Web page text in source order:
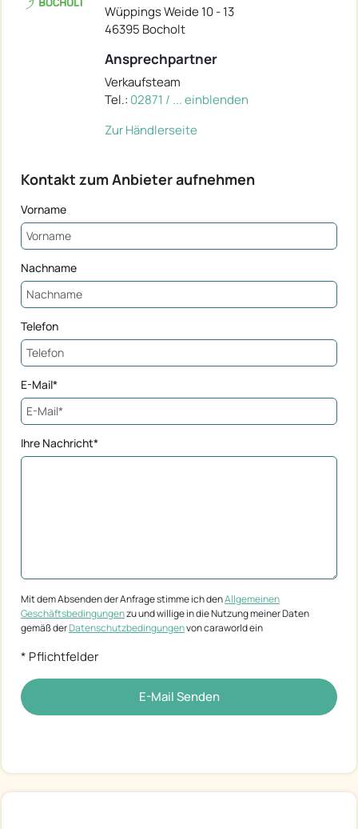
Wüppings Weide 10 - 13
46395 Bocholt
Ansprechpartner
Verkaufsteam
Tel.: 02871 / ... einblenden
Zur Händlerseite
Kontakt zum Anbieter aufnehmen
Vorname
Nachname
Telefon
E-Mail*
Ihre Nachricht*
Mit dem Absenden der Anfrage stimme ich denAllgemeinen
Geschäftsbedingungenzu und willige in die Nutzung meiner Daten
gemäß derDatenschutzbedingungenvon caraworld ein
* Pflichtfelder
E-Mail Senden